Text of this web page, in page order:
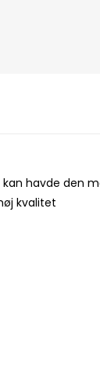
havde den
kvalitet